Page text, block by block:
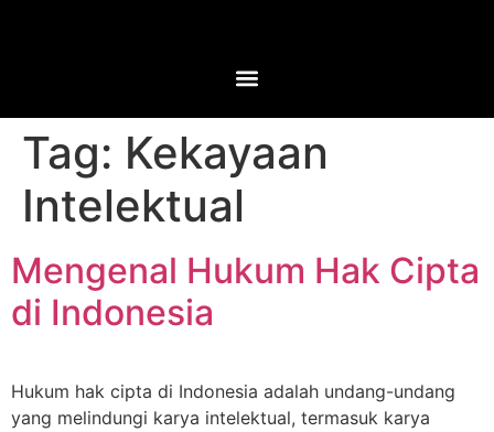
Tag: Kekayaan
Intelektual
Mengenal Hukum Hak Cipta
di Indonesia
Hukum hak cipta di Indonesia adalah undang-undang
yang melindungi karya intelektual, termasuk karya